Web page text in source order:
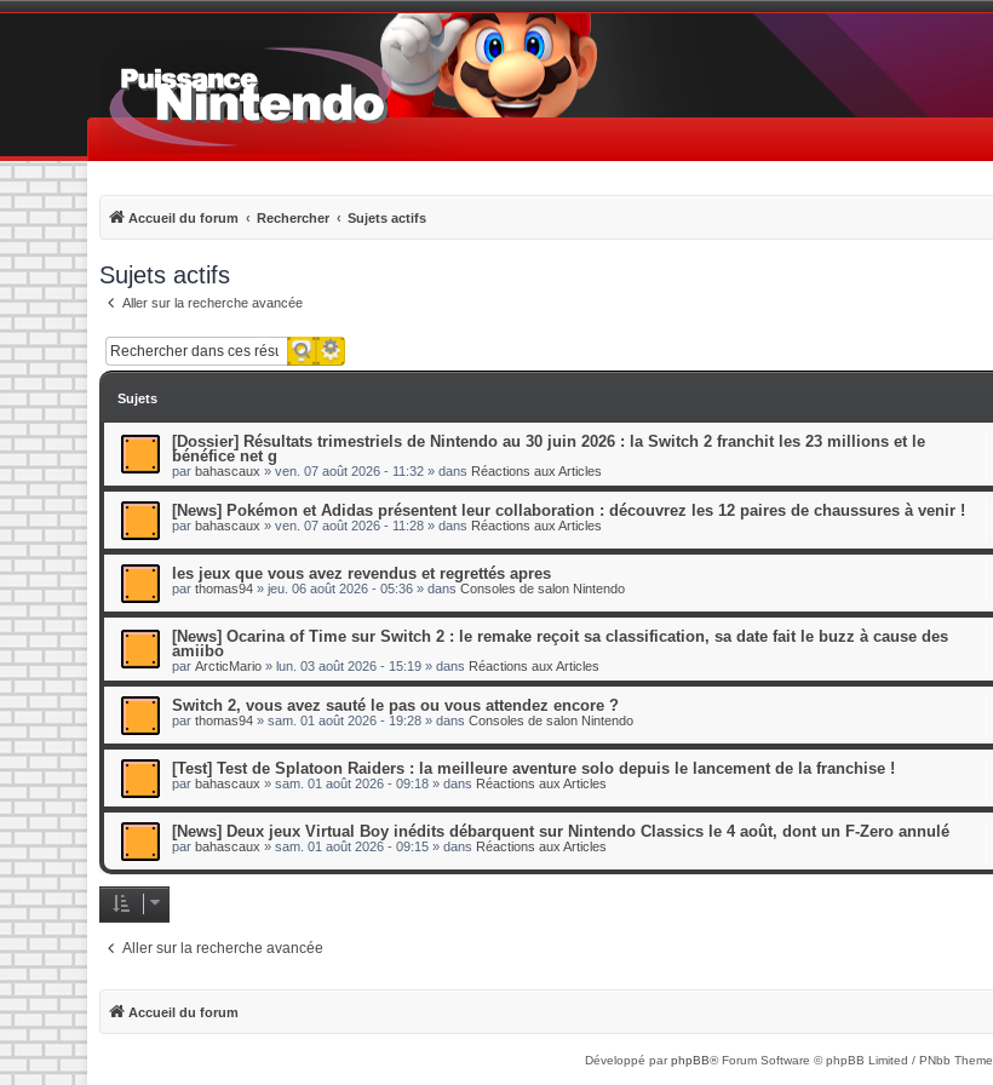
Accueil du forum Rechercher Sujets actifs
Sujets actifs
Aller sur la recherche avancée
Rechercher
Recherche avancée
Sujets
[Dossier] Résultats trimestriels de Nintendo au 30 juin 2026 : la Switch 2 franchit les 23 millions et le
bénéfice net g
par bahascaux » ven. 07 août 2026 - 11:32 » dans Réactions aux Articles
[News] Pokémon et Adidas présentent leur collaboration : découvrez les 12 paires de chaussures à venir !
par bahascaux » ven. 07 août 2026 - 11:28 » dans Réactions aux Articles
les jeux que vous avez revendus et regrettés apres
par thomas94 » jeu. 06 août 2026 - 05:36 » dans Consoles de salon Nintendo
[News] Ocarina of Time sur Switch 2 : le remake reçoit sa classification, sa date fait le buzz à cause des
amiibo
par ArcticMario » lun. 03 août 2026 - 15:19 » dans Réactions aux Articles
Switch 2, vous avez sauté le pas ou vous attendez encore ?
par thomas94 » sam. 01 août 2026 - 19:28 » dans Consoles de salon Nintendo
[Test] Test de Splatoon Raiders : la meilleure aventure solo depuis le lancement de la franchise !
par bahascaux » sam. 01 août 2026 - 09:18 » dans Réactions aux Articles
[News] Deux jeux Virtual Boy inédits débarquent sur Nintendo Classics le 4 août, dont un F-Zero annulé
par bahascaux » sam. 01 août 2026 - 09:15 » dans Réactions aux Articles
Aller sur la recherche avancée
Accueil du forum
Développé parphpBB® Forum Software © phpBB Limited / PNbb Theme